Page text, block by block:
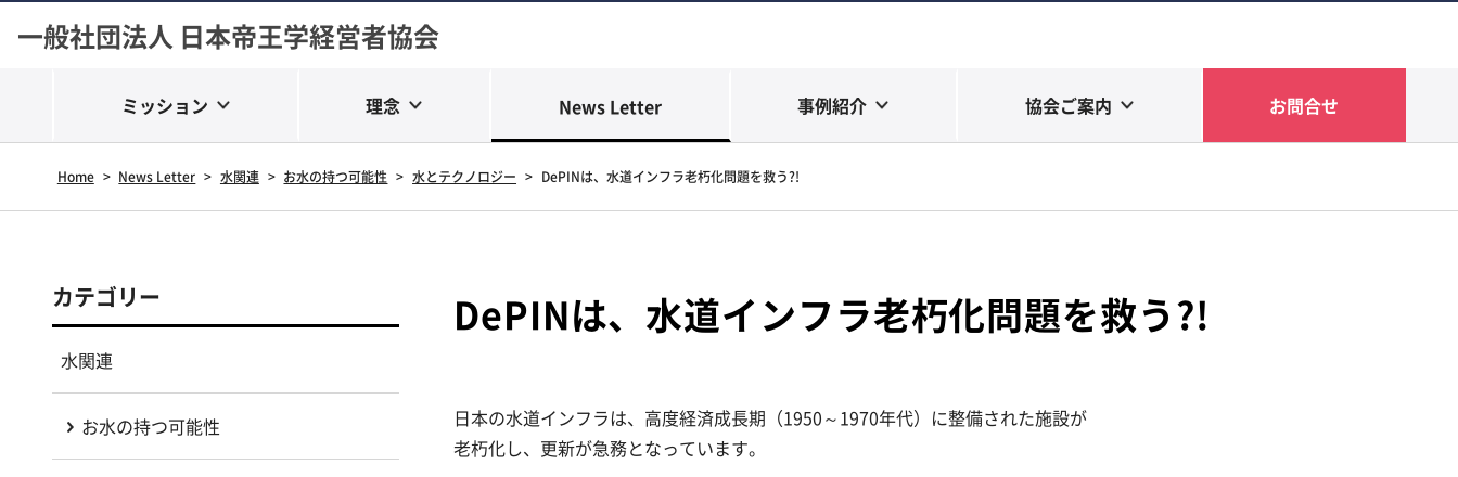
一般社団法人 日本帝王学経営者協会
ミッション 理念 News Letter 事例紹介 協会ご案内 お問合せ
Home > News Letter > 水関連 > お水の持つ可能性 > 水とテクノロジー > DePINは、水道インフラ老朽化問題を救う?!
DePINは、水道インフラ老朽化問題を救う?!
日本の水道インフラは、高度経済成長期（1950～1970年代）に整備された施設が
老朽化し、更新が急務となっています。
カテゴリー
水関連
お水の持つ可能性